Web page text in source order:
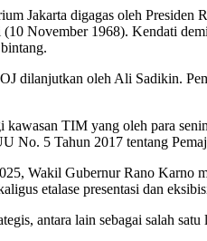
Jakarta digagas oleh
November 1968). Kendati
dilanjutkan oleh Ali Sadikin.
TIM yang oleh para
No. 5 Tahun 2017 tentang
Wakil Gubernur Rano Karno
etalase presentasi dan
antara lain sebagai salah